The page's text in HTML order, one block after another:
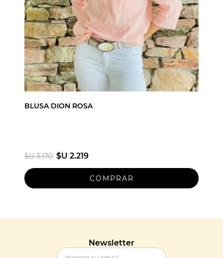
BLUSA DION ROSA
$U 3.170 $U 2.219
Newsletter